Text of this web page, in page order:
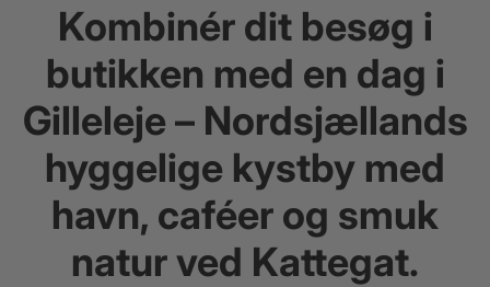
Kombinér dit besøg i
butikken med en dag i
Gilleleje – Nordsjællands
hyggelige kystby med
havn, caféer og smuk
natur ved Kattegat.